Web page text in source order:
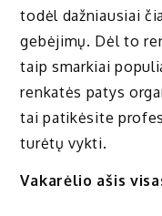
todėl dažniausiai
gebėjimų. Dėl to
taip smarkiai
renkatės patys
tai patikėsite
turėtų vykti.
Vakarėlio ašis